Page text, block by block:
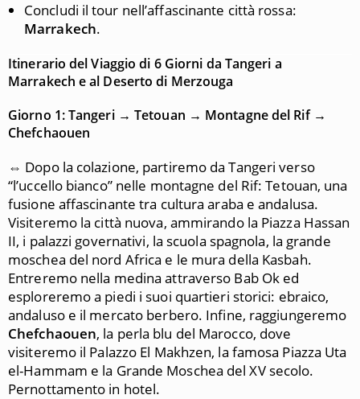
Concludi il tour nell’affascinante città rossa:
Marrakech.
Itinerario del Viaggio di 6 Giorni da Tangeri a
Marrakech e al Deserto di Merzouga
Giorno 1: Tangeri → Tetouan → Montagne del Rif →
Chefchaouen
⇔ Dopo la colazione, partiremo da Tangeri verso
“l’uccello bianco” nelle montagne del Rif: Tetouan, una
fusione affascinante tra cultura araba e andalusa.
Visiteremo la città nuova, ammirando la Piazza Hassan
II, i palazzi governativi, la scuola spagnola, la grande
moschea del nord Africa e le mura della Kasbah.
Entreremo nella medina attraverso Bab Ok ed
esploreremo a piedi i suoi quartieri storici: ebraico,
andaluso e il mercato berbero. Infine, raggiungeremo
Chefchaouen, la perla blu del Marocco, dove
visiteremo il Palazzo El Makhzen, la famosa Piazza Uta
el-Hammam e la Grande Moschea del XV secolo.
Pernottamento in hotel.